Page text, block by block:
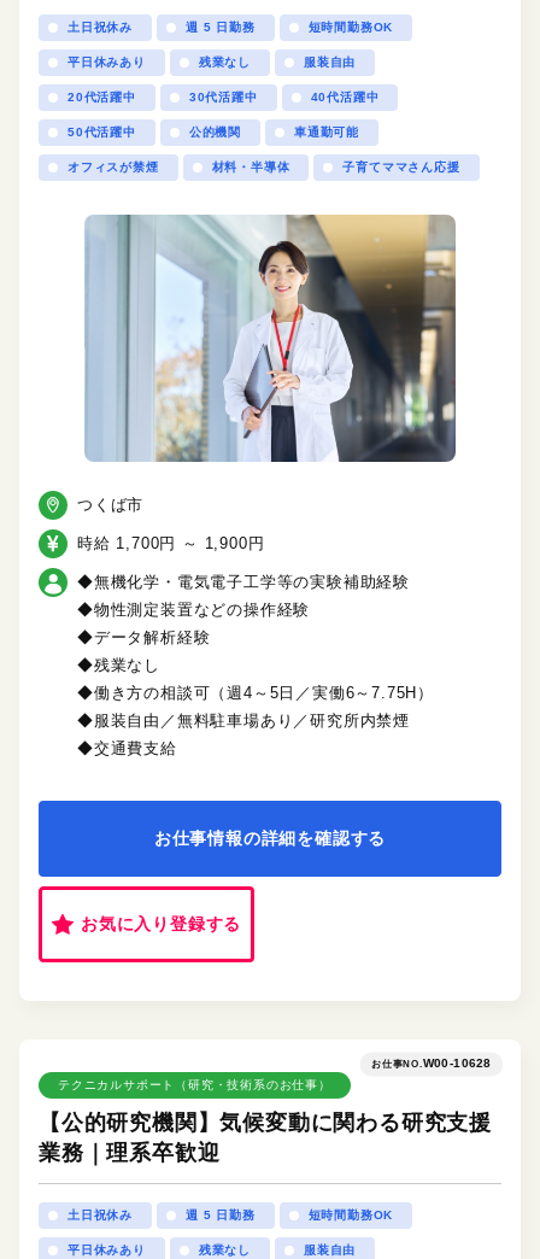
土日祝休み 週 5 日勤務 短時間勤務OK
平日休みあり 残業なし 服装自由
20代活躍中 30代活躍中 40代活躍中
50代活躍中 公的機関 車通勤可能
オフィスが禁煙 材料・半導体 子育てママさん応援
つくば市
時給 1,700円 ～ 1,900円
◆無機化学・電気電子工学等の実験補助経験
◆物性測定装置などの操作経験
◆データ解析経験
◆残業なし
◆働き方の相談可（週4～5日／実働6～7.75H）
◆服装自由／無料駐車場あり／研究所内禁煙
◆交通費支給
お仕事情報の詳細を確認する
お気に入り登録する
お仕事NO. W00-10628
テクニカルサポート（研究・技術系のお仕事）
【公的研究機関】気候変動に関わる研究支援
業務｜理系卒歓迎
土日祝休み 週 5 日勤務 短時間勤務OK
平日休みあり 残業なし 服装自由